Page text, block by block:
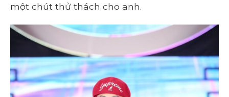
một chút thử thách cho anh.